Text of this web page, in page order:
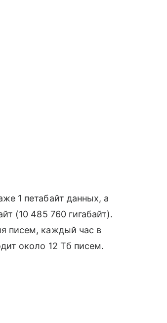
1 петабайт данных, а
(10 485 760 гигабайт).
писем, каждый час в
около 12 Тб писем.